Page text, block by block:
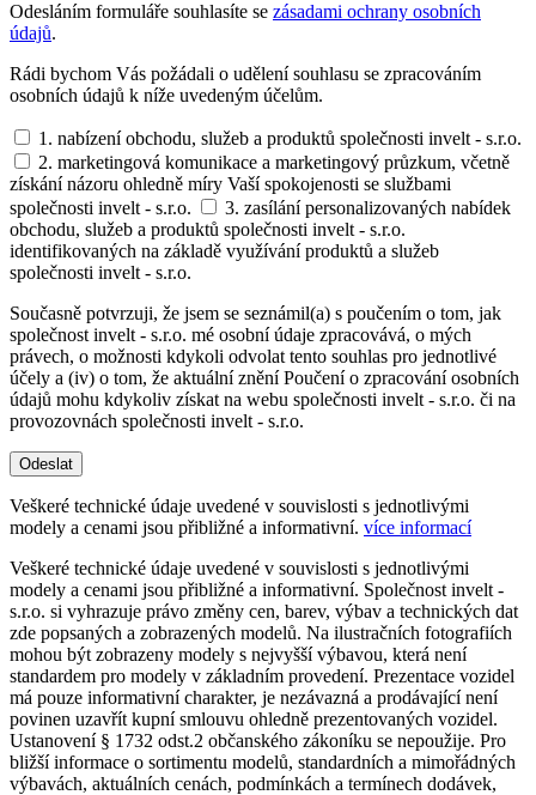
Odesláním formuláře souhlasíte se zásadami ochrany osobních
údajů.
Rádi bychom Vás požádali o udělení souhlasu se zpracováním
osobních údajů k níže uvedeným účelům.
1. nabízení obchodu, služeb a produktů společnosti invelt - s.r.o.
2. marketingová komunikace a marketingový průzkum, včetně
získání názoru ohledně míry Vaší spokojenosti se službami
společnosti invelt - s.r.o.
3. zasílání personalizovaných nabídek
obchodu, služeb a produktů společnosti invelt - s.r.o.
identifikovaných na základě využívání produktů a služeb
společnosti invelt - s.r.o.
Současně potvrzuji, že jsem se seznámil(a) s poučením o tom, jak
společnost invelt - s.r.o. mé osobní údaje zpracovává, o mých
právech, o možnosti kdykoli odvolat tento souhlas pro jednotlivé
účely a (iv) o tom, že aktuální znění Poučení o zpracování osobních
údajů mohu kdykoliv získat na webu společnosti invelt - s.r.o. či na
provozovnách společnosti invelt - s.r.o.
Odeslat
Veškeré technické údaje uvedené v souvislosti s jednotlivými
modely a cenami jsou přibližné a informativní. více informací
Veškeré technické údaje uvedené v souvislosti s jednotlivými
modely a cenami jsou přibližné a informativní. Společnost invelt -
s.r.o. si vyhrazuje právo změny cen, barev, výbav a technických dat
zde popsaných a zobrazených modelů. Na ilustračních fotografiích
mohou být zobrazeny modely s nejvyšší výbavou, která není
standardem pro modely v základním provedení. Prezentace vozidel
má pouze informativní charakter, je nezávazná a prodávající není
povinen uzavřít kupní smlouvu ohledně prezentovaných vozidel.
Ustanovení § 1732 odst.2 občanského zákoníku se nepoužije. Pro
bližší informace o sortimentu modelů, standardních a mimořádných
výbavách, aktuálních cenách, podmínkách a termínech dodávek,